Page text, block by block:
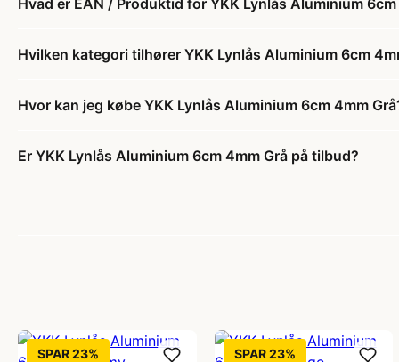
Hvad er EAN / Produktid for YKK Lynlås Aluminium
Hvilken kategori tilhører YKK Lynlås Aluminium 6cm
Hvor kan jeg købe YKK Lynlås Aluminium 6cm 4mm
Er YKK Lynlås Aluminium 6cm 4mm Grå på tilbud?
SPAR 23% SPAR 23%